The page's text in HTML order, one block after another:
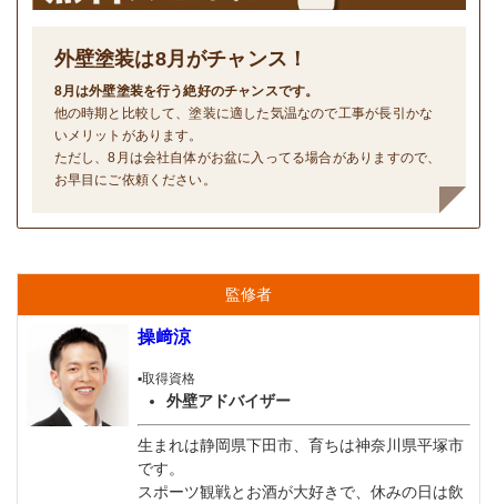
外壁塗装は8月がチャンス！
8月は外壁塗装を行う絶好のチャンスです。
他の時期と比較して、塗装に適した気温なので工事が長引かな
いメリットがあります。
ただし、8月は会社自体がお盆に入ってる場合がありますので、
お早目にご依頼ください。
監修者
操﨑涼
▪️取得資格
外壁アドバイザー
生まれは静岡県下田市、育ちは神奈川県平塚市
です。
スポーツ観戦とお酒が大好きで、休みの日は飲